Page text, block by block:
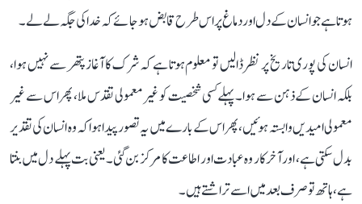
ہوتا ہے جو انسان کے دل اور دماغ پر اس طرح قابض ہو جائے کہ خدا کی جگہ لے لے۔
انسان کی پوری تاریخ پر نظر ڈالیں تو معلوم ہوتا ہے کہ شرک کا آغاز پتھر سے نہیں ہوا،
بلکہ انسان کے ذہن سے ہوا۔ پہلے کسی شخصیت کو غیر معمولی تقدس ملا، پھر اس سے غیر
معمولی امیدیں وابستہ ہوئیں، پھر اس کے بارے میں یہ تصور پیدا ہوا کہ وہ انسان کی تقدیر
بدل سکتی ہے، اور آخرکار وہ عبادت اور اطاعت کا مرکز بن گئی۔ یعنی بت پہلے دل میں بنتا
ہے، ہاتھ تو صرف بعد میں اسے تراشتے ہیں۔